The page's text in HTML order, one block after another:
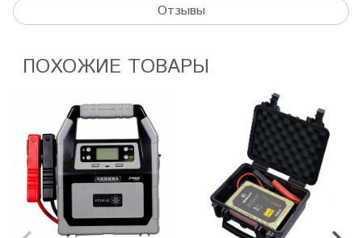
Отзывы
ПОХОЖИЕ ТОВАРЫ